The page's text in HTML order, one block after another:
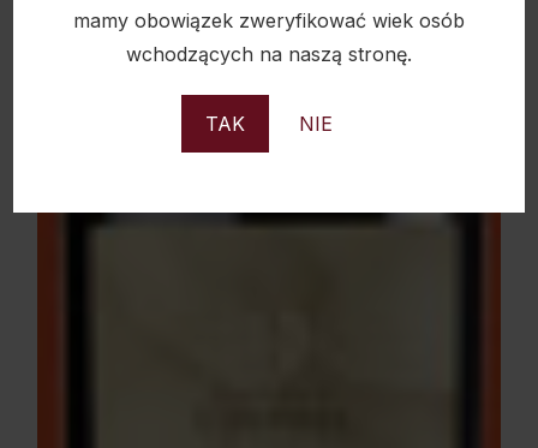
mamy obowiązek zweryfikować wiek osób
wchodzących na naszą stronę.
TAK NIE